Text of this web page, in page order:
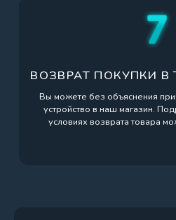
Политика конфиденциальности
Создание сайта
Поддержка
Корзина
Каталог